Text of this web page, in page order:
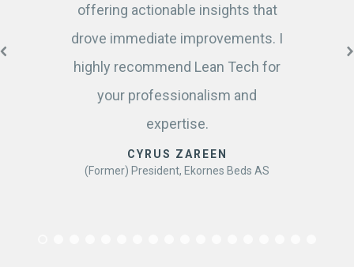
offering actionable insights that
drove immediate improvements. I
highly recommend Lean Tech for
your professionalism and
expertise.
CYRUS ZAREEN
(Former) President, Ekornes Beds AS